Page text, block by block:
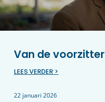
Van de voorzitter
LEES VERDER >
22 januari 2026